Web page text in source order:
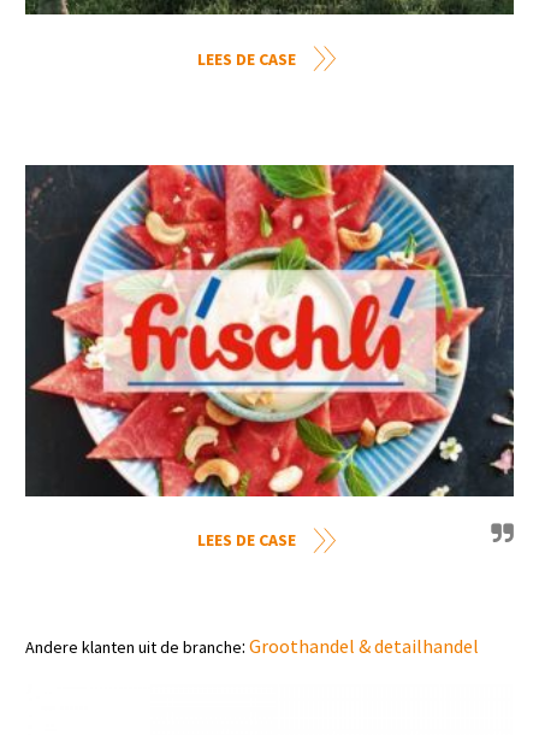
LEES DE CASE
LEES DE CASE
Andere klanten uit de branche: Groothandel & detailhandel